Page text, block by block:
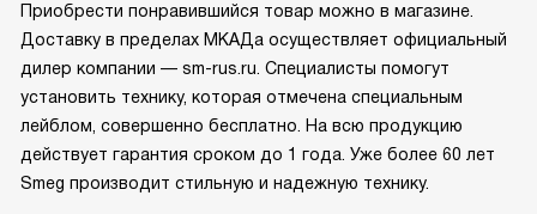
Приобрести понравившийся товар можно в магазине.
Доставку в пределах МКАДа осуществляет официальный
дилер компании — sm-rus.ru. Специалисты помогут
установить технику, которая отмечена специальным
лейблом, совершенно бесплатно. На всю продукцию
действует гарантия сроком до 1 года. Уже более 60 лет
Smeg производит стильную и надежную технику.